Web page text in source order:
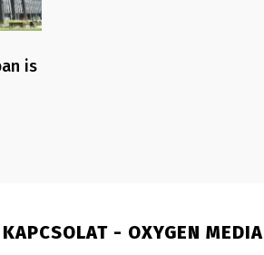
is
KAPCSOLAT - OXYGEN MEDIA